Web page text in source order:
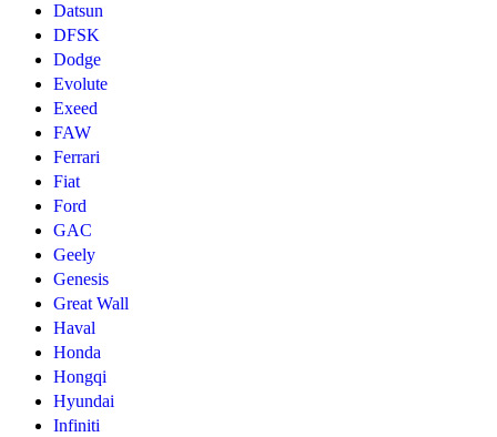
Datsun
DFSK
Dodge
Evolute
Exeed
FAW
Ferrari
Fiat
Ford
GAC
Geely
Genesis
Great Wall
Haval
Honda
Hongqi
Hyundai
Infiniti